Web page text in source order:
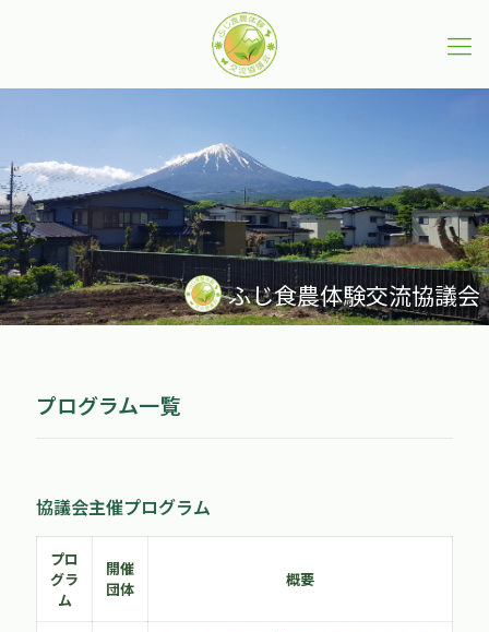
ふじ食農体験交流協議会
プログラム一覧
協議会主催プログラム
プロ
グラ
ム
開催
団体
概要